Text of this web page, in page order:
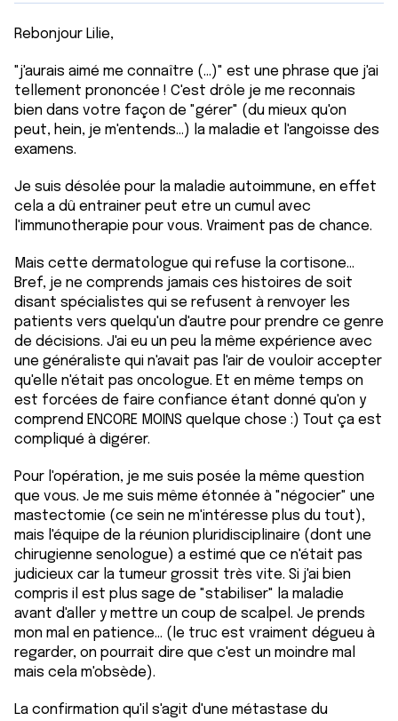
Rebonjour Lilie,
"j'aurais aimé me connaître (...)" est une phrase que j'ai
tellement prononcée ! C'est drôle je me reconnais
bien dans votre façon de "gérer" (du mieux qu'on
peut, hein, je m'entends...) la maladie et l'angoisse des
examens.
Je suis désolée pour la maladie autoimmune, en effet
cela a dû entrainer peut etre un cumul avec
l'immunotherapie pour vous. Vraiment pas de chance.
Mais cette dermatologue qui refuse la cortisone...
Bref, je ne comprends jamais ces histoires de soit
disant spécialistes qui se refusent à renvoyer les
patients vers quelqu'un d'autre pour prendre ce genre
de décisions. J'ai eu un peu la même expérience avec
une généraliste qui n'avait pas l'air de vouloir accepter
qu'elle n'était pas oncologue. Et en même temps on
est forcées de faire confiance étant donné qu'on y
comprend ENCORE MOINS quelque chose :) Tout ça est
compliqué à digérer.
Pour l'opération, je me suis posée la même question
que vous. Je me suis même étonnée à "négocier" une
mastectomie (ce sein ne m'intéresse plus du tout),
mais l'équipe de la réunion pluridisciplinaire (dont une
chirugienne senologue) a estimé que ce n'était pas
judicieux car la tumeur grossit très vite. Si j'ai bien
compris il est plus sage de "stabiliser" la maladie
avant d'aller y mettre un coup de scalpel. Je prends
mon mal en patience... (le truc est vraiment dégueu à
regarder, on pourrait dire que c'est un moindre mal
mais cela m'obsède).
La confirmation qu'il s'agit d'une métastase du